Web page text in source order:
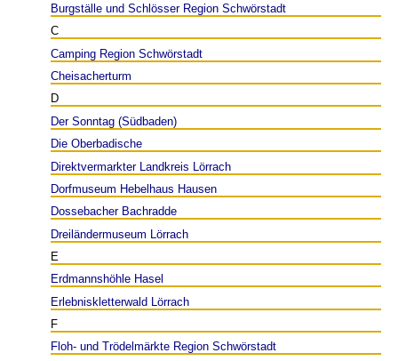
Burgställe und Schlösser Region Schwörstadt
C
Camping Region Schwörstadt
Cheisacherturm
D
Der Sonntag (Südbaden)
Die Oberbadische
Direktvermarkter Landkreis Lörrach
Dorfmuseum Hebelhaus Hausen
Dossebacher Bachradde
Dreiländermuseum Lörrach
E
Erdmannshöhle Hasel
Erlebniskletterwald Lörrach
F
Floh- und Trödelmärkte Region Schwörstadt